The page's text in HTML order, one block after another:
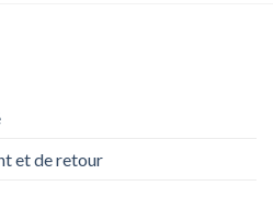
et de retour